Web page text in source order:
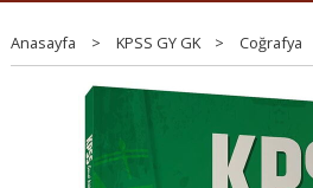
Anasayfa > KPSS GY GK > Coğrafya